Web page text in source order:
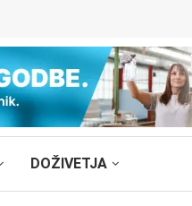
DOŽIVETJA